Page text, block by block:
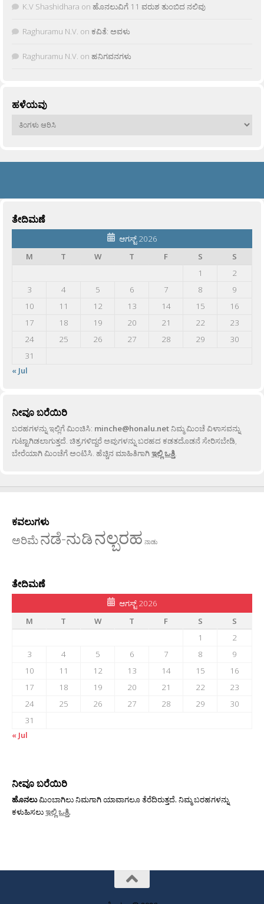
K.V Shashidhara on ಹೊನಲುವಿಗೆ 11 ವರುಶ ತುಂಬಿದ ನಲಿವು
Raghuramu N.V. on ಕವಿತೆ: ಅವಳು
Raghuramu N.V. on ಹನಿಗವನಗಳು
ಹಳೆಯವು
ಹಳೆಯವು
ತೇದಿಮಣೆ
ಆಗಸ್ಟ್ 2026
M
T W T F S
S
1
2
3
4 5 6 7 8
9
10
11 12 13 14 15
16
17
18 19 20 21 22
23
24
25 26 27 28 29
30
31
« Jul
ನೀವೂ ಬರೆಯಿರಿ
ಬರಹಗಳನ್ನು ಇಲ್ಲಿಗೆ ಮಿಂಚಿಸಿ: minche@honalu.netನಿಮ್ಮ ಮಿಂಚೆ ವಿಳಾಸವನ್ನು
ಗುಟ್ಟಾಗಿಡಲಾಗುತ್ತದೆ. ಚಿತ್ರಗಳಿದ್ದರೆ ಅವುಗಳನ್ನು ಬರಹದ ಕಡತದೊಡನೆ ಸೇರಿಸಬೇಡಿ,
ಬೇರೆಯಾಗಿ ಮಿಂಚೆಗೆ ಅಂಟಿಸಿ. ಹೆಚ್ಚಿನ ಮಾಹಿತಿಗಾಗಿಇಲ್ಲಿ ಒತ್ತಿ.
ಕವಲುಗಳು
ಅರಿಮೆನಡೆ-ನುಡಿನಲ್ಬರಹ ನಾಡು
ತೇದಿಮಣೆ
ಆಗಸ್ಟ್ 2026
M
T W T F S
S
1
2
3
4 5 6 7 8
9
10
11 12 13 14 15
16
17
18 19 20 21 22
23
24
25 26 27 28 29
30
31
« Jul
ನೀವೂ ಬರೆಯಿರಿ
ಹೊನಲುಮಿಂಬಾಗಿಲು ನಿಮಗಾಗಿ ಯಾವಾಗಲೂ ತೆರೆದಿರುತ್ತದೆ. ನಿಮ್ಮ ಬರಹಗಳನ್ನು
ಕಳುಹಿಸಲುಇಲ್ಲಿ ಒತ್ತಿ.